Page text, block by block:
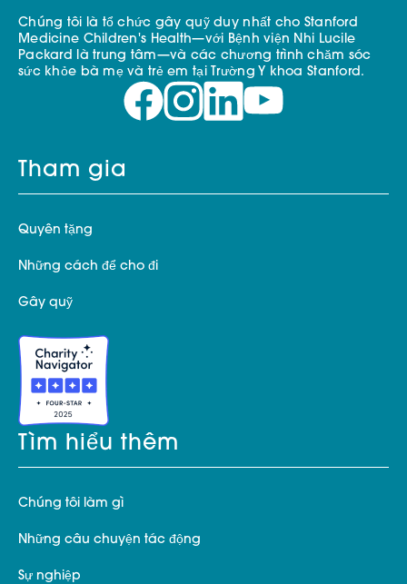
Chúng tôi là tổ chức gây quỹ duy nhất cho Stanford
Medicine Children's Health—với Bệnh viện Nhi Lucile
Packard là trung tâm—và các chương trình chăm sóc
sức khỏe bà mẹ và trẻ em tại Trường Y khoa Stanford.
Tham gia
Quyên tặng
Những cách để cho đi
Gây quỹ
Tìm hiểu thêm
Chúng tôi làm gì
Những câu chuyện tác động
Sự nghiệp